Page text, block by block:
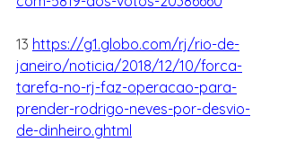
13 https://g1.globo.com/rj/rio-de-
janeiro/noticia/2018/12/10/forca-
tarefa-no-rj-faz-operacao-para-
prender-rodrigo-neves-por-desvio-
de-dinheiro.ghtml